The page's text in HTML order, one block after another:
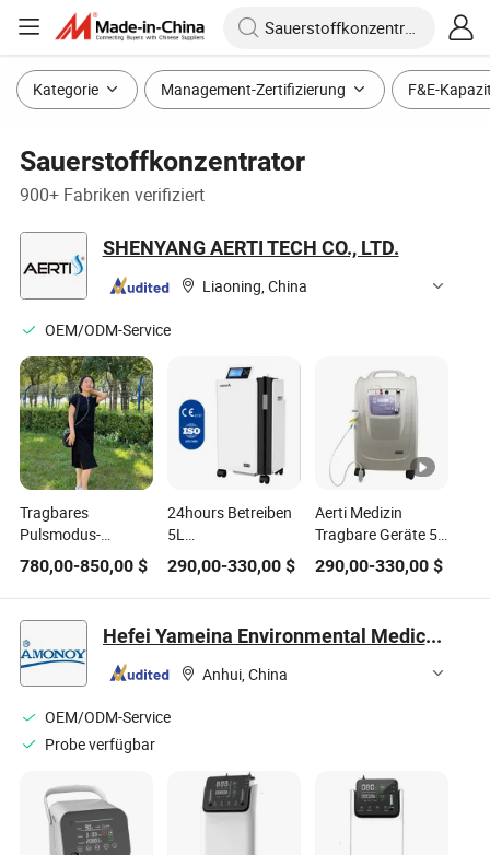
Kategorie Management-Zertifizierung F&E-
Sauerstoffkonzentrator
900+ Fabriken verifiziert
SHENYANG AERTI TECH CO., LTD.
Liaoning, China
OEM/ODM-Service
Tragbares
Pulsmodus-
Sauerstoffgerät
Reise-
Sauerstoffkonzentrator
780,00-850,00 $
24hours Betreiben
5L
Sauerstoffkonzentrator
für die häusliche
Pflege Hypoxie
290,00-330,00$
Aerti Medizin
Tragbare Geräte 5L
8L
Sauerstoffgenerator
System
Vernebler SpO2 Ae-
290,00-330,00$
Hefei Yameina Environmental Medical Equipment Co., Ltd.
Anhui, China
OEM/ODM-Service
Probe verfügbar